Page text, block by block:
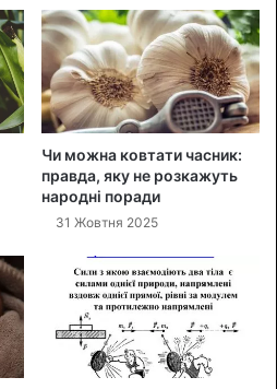
Чи можна ковтати часник:
правда, яку не розкажуть
народні поради
31 Жовтня 2025